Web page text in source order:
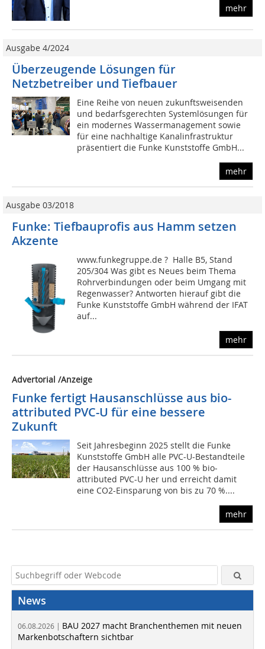
mehr
Ausgabe 4/2024
Überzeugende Lösungen für
Netzbetreiber und Tiefbauer
Eine Reihe von neuen zukunftsweisenden
und bedarfsgerechten Systemlösungen für
ein modernes Wassermanagement sowie
für eine nachhaltige Kanalinfrastruktur
präsentiert die Funke Kunststoffe GmbH...
mehr
Ausgabe 03/2018
Funke: Tiefbauprofis aus Hamm setzen
Akzente
www.funkegruppe.de ? Halle B5, Stand
205/304 Was gibt es Neues beim Thema
Rohrverbindungen oder beim Umgang mit
Regenwasser? Antworten hierauf gibt die
Funke Kunststoffe GmbH während der IFAT
auf...
mehr
Advertorial /Anzeige
Funke fertigt Hausanschlüsse aus bio-
attributed PVC-U für eine bessere
Zukunft
Seit Jahresbeginn 2025 stellt die Funke
Kunststoffe GmbH alle PVC-U-Bestandteile
der Hausanschlüsse aus 100 % bio-
attributed PVC-U her und erreicht damit
eine CO2-Einsparung von bis zu 70 %....
mehr
News
06.08.2026 | BAU 2027 macht Branchenthemen mit neuen
Markenbotschaftern sichtbar